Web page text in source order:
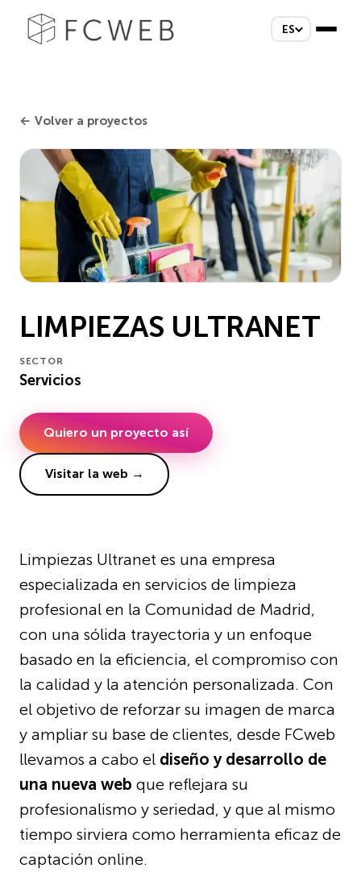
ES
← Volver a proyectos
LIMPIEZAS ULTRANET
SECTOR
Servicios
Quiero un proyecto así
Visitar la web →
Limpiezas Ultranet es una empresa
especializada en servicios de limpieza
profesional en la Comunidad de Madrid,
con una sólida trayectoria y un enfoque
basado en la eficiencia, el compromiso con
la calidad y la atención personalizada. Con
el objetivo de reforzar su imagen de marca
y ampliar su base de clientes, desde FCweb
llevamos a cabo el diseño y desarrollo de
una nueva web que reflejara su
profesionalismo y seriedad, y que al mismo
tiempo sirviera como herramienta eficaz de
captación online.